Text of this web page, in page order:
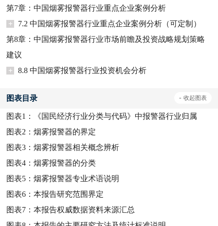
第7章：中国烟雾报警器行业重点企业案例分析
+
7.2 中国烟雾报警器行业重点企业案例分析（可定制）
第8章：中国烟雾报警器行业市场前瞻及投资战略规划策略
建议
+
8.8 中国烟雾报警器行业投资机会分析
图表目录 - 收起图表
图表1：
《国民经济行业分类与代码》中报警器行业归属
图表2：烟雾报警器的界定
图表3：烟雾报警器相关概念辨析
图表4：烟雾报警器的分类
图表5：烟雾报警器专业术语说明
图表6：本报告研究范围界定
图表7：本报告权威数据资料来源汇总